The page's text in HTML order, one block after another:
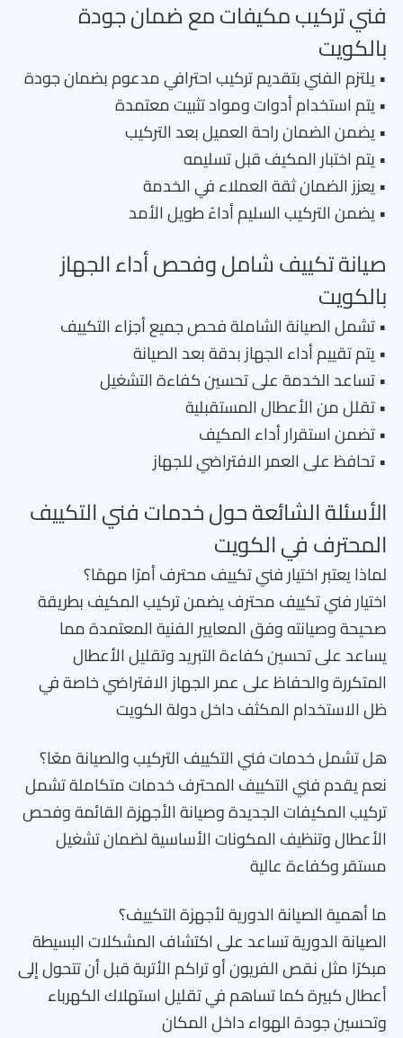
فني تركيب مكيفات مع ضمان جودة
بالكويت
• يلتزم الفني بتقديم تركيب احترافي مدعوم بضمان جودة
• يتم استخدام أدوات ومواد تثبيت معتمدة
• يضمن الضمان راحة العميل بعد التركيب
• يتم اختبار المكيف قبل تسليمه
• يعزز الضمان ثقة العملاء في الخدمة
• يضمن التركيب السليم أداءً طويل الأمد
صيانة تكييف شامل وفحص أداء الجهاز
بالكويت
• تشمل الصيانة الشاملة فحص جميع أجزاء التكييف
• يتم تقييم أداء الجهاز بدقة بعد الصيانة
• تساعد الخدمة على تحسين كفاءة التشغيل
• تقلل من الأعطال المستقبلية
• تضمن استقرار أداء المكيف
• تحافظ على العمر الافتراضي للجهاز
الأسئلة الشائعة حول خدمات فني التكييف
المحترف في الكويت
لماذا يعتبر اختيار فني تكييف محترف أمرًا مهمًا؟
اختيار فني تكييف محترف يضمن تركيب المكيف بطريقة
صحيحة وصيانته وفق المعايير الفنية المعتمدة مما
يساعد على تحسين كفاءة التبريد وتقليل الأعطال
المتكررة والحفاظ على عمر الجهاز الافتراضي خاصة في
ظل الاستخدام المكثف داخل دولة الكويت
هل تشمل خدمات فني التكييف التركيب والصيانة معًا؟
نعم يقدم فني التكييف المحترف خدمات متكاملة تشمل
تركيب المكيفات الجديدة وصيانة الأجهزة القائمة وفحص
الأعطال وتنظيف المكونات الأساسية لضمان تشغيل
مستقر وكفاءة عالية
ما أهمية الصيانة الدورية لأجهزة التكييف؟
الصيانة الدورية تساعد على اكتشاف المشكلات البسيطة
مبكرًا مثل نقص الفريون أو تراكم الأتربة قبل أن تتحول إلى
أعطال كبيرة كما تساهم في تقليل استهلاك الكهرباء
وتحسين جودة الهواء داخل المكان